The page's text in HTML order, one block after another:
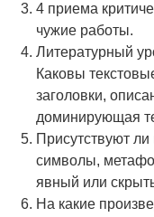
4 приема
чужие работы.
Литературный
Каковы
заголовки,
доминирующая
Присутствуют ли
символы,
явный или
На какие